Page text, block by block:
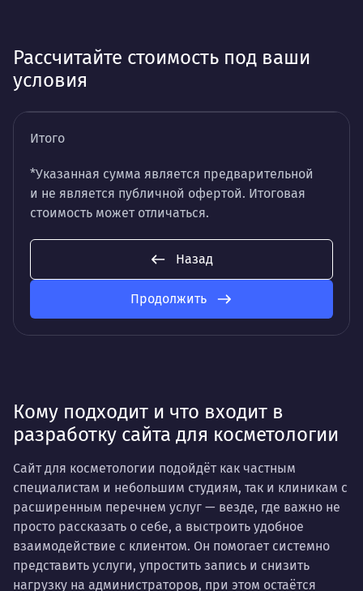
Рассчитайте стоимость под ваши
условия
Итого
*Указанная сумма является предварительной
и не является публичной офертой. Итоговая
стоимость может отличаться.
Назад
Продолжить
Кому подходит и что входит в
разработку сайта для косметологии
Сайт для косметологии подойдёт как частным
специалистам и небольшим студиям, так и клиникам с
расширенным перечнем услуг — везде, где важно не
просто рассказать о себе, а выстроить удобное
взаимодействие с клиентом. Он помогает системно
представить услуги, упростить запись и снизить
нагрузку на администраторов, при этом остаётся